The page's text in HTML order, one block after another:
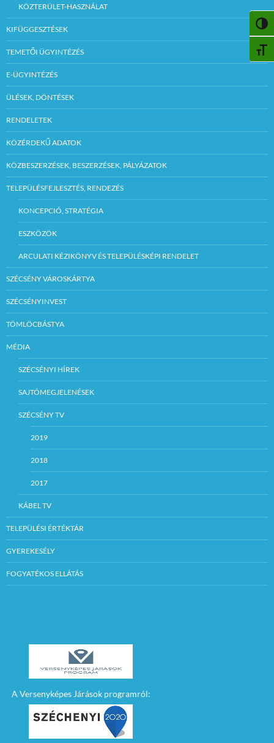
KÖZTERÜLET-HASZNÁLAT
KIFÜGGESZTÉSEK
TEMETŐI ÜGYINTÉZÉS
E-ÜGYINTÉZÉS
ÜLÉSEK, DÖNTÉSEK
RENDELETEK
KÖZÉRDEKŰ ADATOK
KÖZBESZERZÉSEK, BESZERZÉSEK, PÁLYÁZATOK
TELEPÜLÉSFEJLESZTÉS, RENDEZÉS
KONCEPCIÓ, STRATÉGIA
ESZKÖZÖK
ARCULATI KÉZIKÖNYV ÉS TELEPÜLÉSKÉPI RENDELET
SZÉCSÉNY VÁROSKÁRTYA
SZÉCSÉNYINVEST
TÖMLÖCBÁSTYA
MÉDIA
SZÉCSÉNYI HÍREK
SAJTÓMEGJELENÉSEK
SZÉCSÉNY TV
2019
2018
2017
KÁBEL TV
TELEPÜLÉSI ÉRTÉKTÁR
GYEREKESÉLY
FOGYATÉKOS ELLÁTÁS
A Versenyképes Járások programról: